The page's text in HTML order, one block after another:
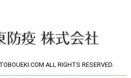
ALL RIGHTS RESERVED.